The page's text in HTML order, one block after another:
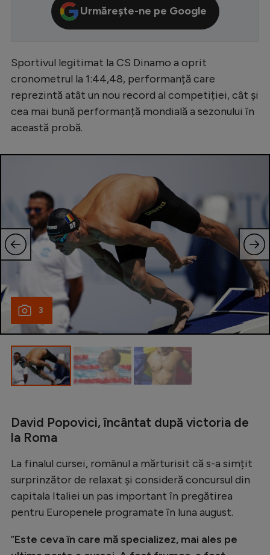
Serie A
Bundesliga
Campionate
Starurile fotbalului
EURO 2024
Tenis
Handbal
Natație
Formula 1
Gimnastică
Auto
Rugby
Ciclism
JO 2024
Creează cont
Urmărește-ne pe Google
Sportivul legitimat la CS Dinamo a oprit
cronometrul la 1:44,48, performanță care
reprezintă atât un nou record al competiției, cât și
cea mai bună performanță mondială a sezonului în
această probă.
3
David Popovici, încântat după victoria de
la Roma
La finalul cursei, românul a mărturisit că s-a simțit
surprinzător de relaxat și consideră concursul din
capitala Italiei un pas important în pregătirea
pentru Europenele programate în luna august.
”Este ceva în care mă specializez, mai ales pe